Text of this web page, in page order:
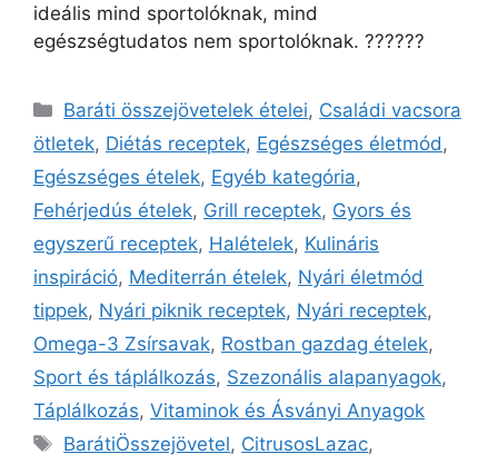
ideális mind sportolóknak, mind
egészségtudatos nem sportolóknak. ??????
Baráti összejövetelek ételei, Családi vacsora
ötletek, Diétás receptek, Egészséges életmód ,
Egészséges ételek, Egyéb kategória,
Fehérjedús ételek, Grill receptek, Gyors és
egyszerű receptek, Halételek, Kulináris
inspiráció, Mediterrán ételek, Nyári életmód
tippek, Nyári piknik receptek, Nyári receptek,
Omega-3 Zsírsavak, Rostban gazdag ételek,
Sport és táplálkozás, Szezonális alapanyagok,
Táplálkozás, Vitaminok és Ásványi Anyagok
BarátiÖsszejövetel, CitrusosLazac,